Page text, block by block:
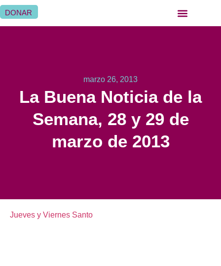
DONAR
marzo 26, 2013
La Buena Noticia de la
Semana, 28 y 29 de
marzo de 2013
Jueves y Viernes Santo